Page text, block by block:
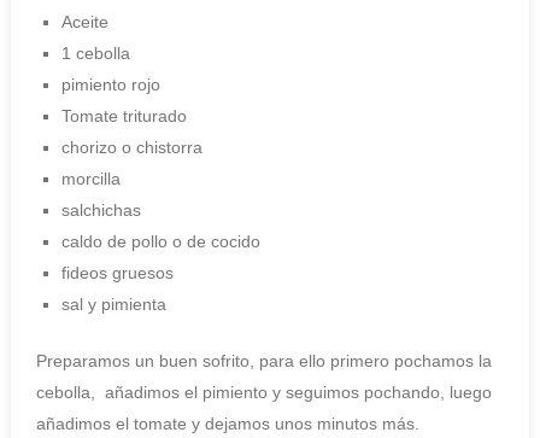
Aceite
1 cebolla
pimiento rojo
Tomate triturado
chorizo o chistorra
morcilla
salchichas
caldo de pollo o de cocido
fideos gruesos
sal y pimienta
Preparamos un buen sofrito, para ello primero pochamos la
cebolla, añadimos el pimiento y seguimos pochando, luego
añadimos el tomate y dejamos unos minutos más.